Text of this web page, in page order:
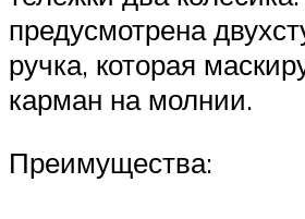
предусмотрена
ручка, которая
карман на молнии.
Преимущества: